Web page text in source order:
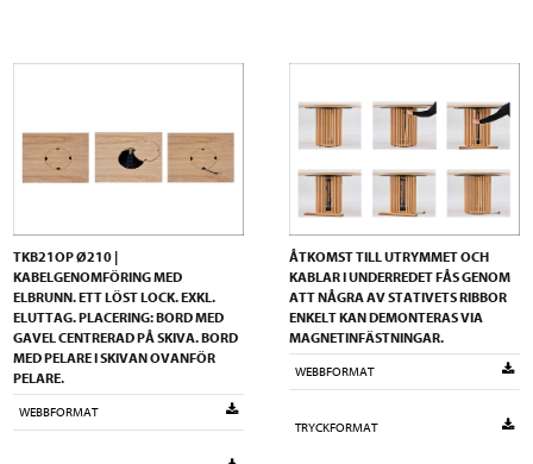
TKB21OP Ø210 |
KABELGENOMFÖRING MED
ELBRUNN. ETT LÖST LOCK. EXKL.
ELUTTAG. PLACERING: BORD MED
GAVEL CENTRERAD PÅ SKIVA. BORD
MED PELARE I SKIVAN OVANFÖR
PELARE.
WEBBFORMAT
ÅTKOMST TILL UTRYMMET OCH
KABLAR I UNDERREDET FÅS GENOM
ATT NÅGRA AV STATIVETS RIBBOR
ENKELT KAN DEMONTERAS VIA
MAGNETINFÄSTNINGAR.
WEBBFORMAT
TRYCKFORMAT